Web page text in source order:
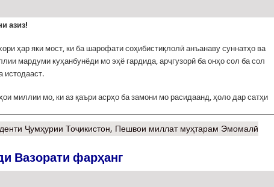
азиз!
ҳар яки мост, ки ба шарофати соҳибистиқлолӣ анъанаву суннатҳо ва
мардуми куҳанбунёди мо эҳё гардида, арҷгузорӣ ба онҳо сол ба сол
истодааст.
миллии мо, ки аз қаъри асрҳо ба замони мо расидаанд, ҳоло дар сатҳи
Ҷумҳурии Тоҷикистон, Пешвои миллат муҳтарам Эмомалӣ
Вазорати фарҳанг